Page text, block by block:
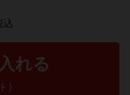
込
れる
)